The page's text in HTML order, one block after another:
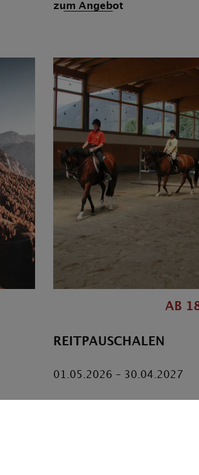
zum Angebot
AB
REITPAUSCHALEN
01.05.2026 - 30.04.2027